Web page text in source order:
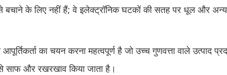
के लिए नहीं हैं; वे इलेक्ट्रॉनिक घटकों की सतह पर धूल और
का चयन करना महत्वपूर्ण है जो उच्च गुणवत्ता वाले उत्पाद
साफ और रखरखाव किया जाता है।